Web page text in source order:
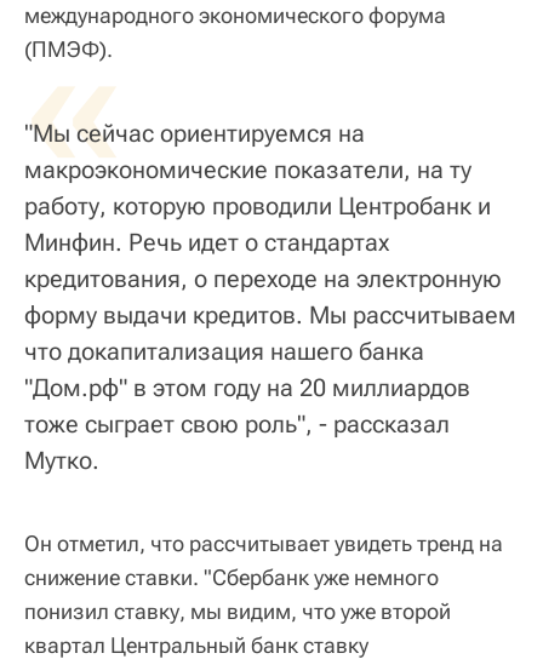
международного экономического форума
(ПМЭФ).
«
"Мы сейчас ориентируемся на
макроэкономические показатели, на ту
работу, которую проводили Центробанк и
Минфин. Речь идет о стандартах
кредитования, о переходе на электронную
форму выдачи кредитов. Мы рассчитываем
что докапитализация нашего банка
"Дом.рф" в этом году на 20 миллиардов
тоже сыграет свою роль", - рассказал
Мутко.
Он отметил, что рассчитывает увидеть тренд на
снижение ставки. "Сбербанк уже немного
понизил ставку, мы видим, что уже второй
квартал Центральный банк ставку